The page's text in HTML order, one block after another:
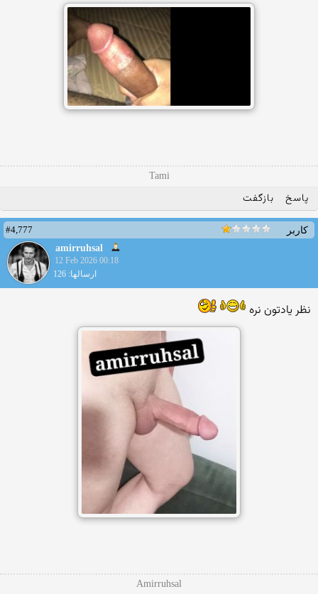
Tami
پاسخ بازگفت
کاربر
#4,777
amirruhsal
12 Feb 2026 00:18
ارسالها: 126
نظر یادتون نره
Amirruhsal